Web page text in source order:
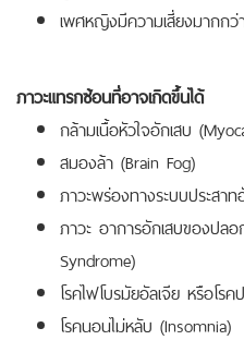
เพศหญิงมีความเสี่ยงมากกว่
ภาวะแทรกซ้อนที่อาจเกิดขึ้นได้
กล้ามเนื้อหัวใจอักเสบ
สมองล้า (Brain Fog)
ภาวะพร่องทางระบบประสา
ภาวะ อาการอักเสบของปล
Syndrome)
โรคไฟโบรมัยอัลเจีย หรือโร
โรคนอนไม่หลับ (Insomnia)